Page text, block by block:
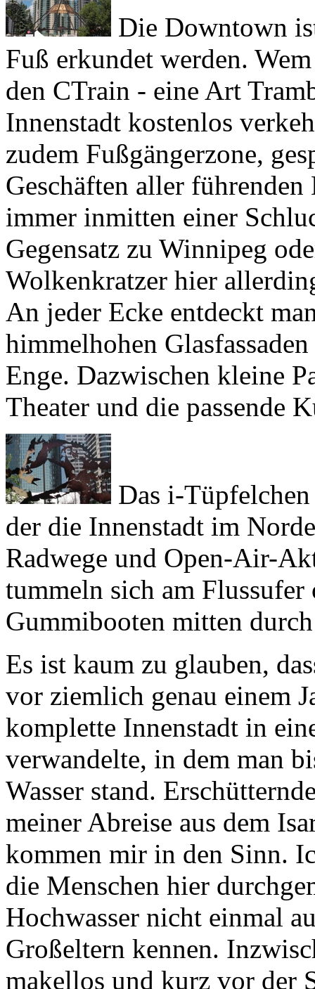
Fuß erkundet werden.
den CTrain- eine Art
Innenstadt kostenlos
zudem Fußgängerzone,
Geschäften aller
immer inmitten einer
Gegensatz zu Winnipeg
Wolkenkratzer hier
An jeder Ecke entdeckt
himmelhohen
Enge. Dazwischen kleine
Theater und die passende
der die Innenstadt im
Radwege und Open-Air-
tummeln sich am Flussufer
Gummibooten mitten
Es ist kaum zu glauben,
vor ziemlich genau einem
komplette Innenstadt in
verwandelte, in dem man
Wasser stand.
meiner Abreise aus dem
kommen mir in den Sinn.
die Menschen hier
Hochwasser nicht einmal
Großeltern kennen.
makellos und kurz vor der
schwingen noch ein paar